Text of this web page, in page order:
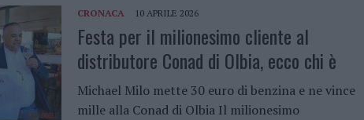
CRONACA 10 APRILE 2026
Festa per il milionesimo cliente al
distributore Conad di Olbia, ecco chi è
Michael Milo mette 30 euro di benzina e ne vince
mille alla Conad di Olbia Il milionesimo